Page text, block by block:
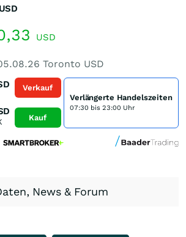
USD
USD
Toronto USD
Verkauf
Kauf
Verlängerte Handelszeiten
07:30 bis 23:00 Uhr
News & Forum